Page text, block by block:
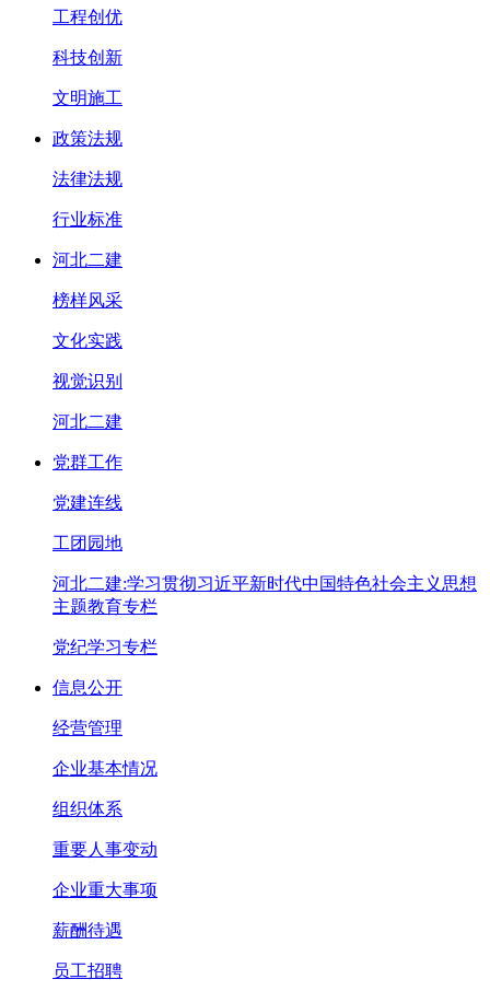
工程创优
科技创新
文明施工
政策法规
法律法规
行业标准
河北二建
榜样风采
文化实践
视觉识别
河北二建
党群工作
党建连线
工团园地
河北二建:学习贯彻习近平新时代中国特色社会主义思想
主题教育专栏
党纪学习专栏
信息公开
经营管理
企业基本情况
组织体系
重要人事变动
企业重大事项
薪酬待遇
员工招聘